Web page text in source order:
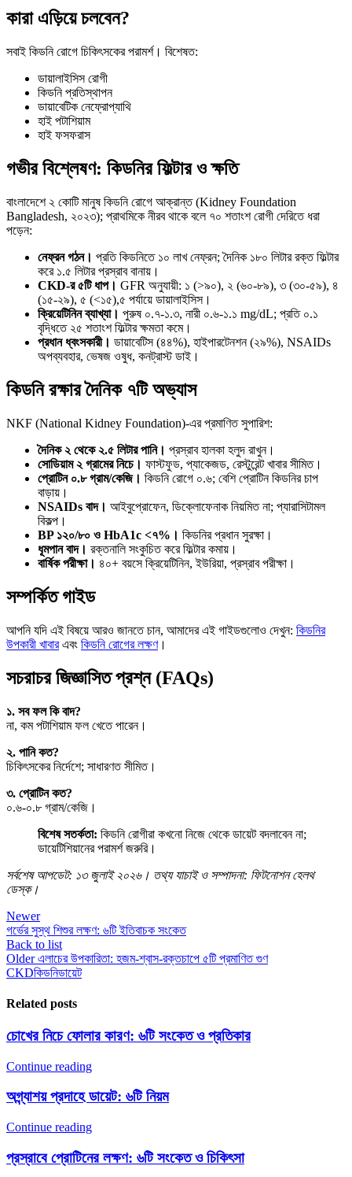
কারা এড়িয়ে চলবেন?
সবাই কিডনি রোগে চিকিৎসকের পরামর্শ। বিশেষত:
ডায়ালাইসিস রোগী
কিডনি প্রতিস্থাপন
ডায়াবেটিক নেফ্রোপ্যাথি
হাই পটাশিয়াম
হাই ফসফরাস
গভীর বিশ্লেষণ: কিডনির ফিল্টার ও ক্ষতি
বাংলাদেশে ২ কোটি মানুষ কিডনি রোগে আক্রান্ত (Kidney Foundation
Bangladesh, ২০২৩); প্রাথমিকে নীরব থাকে বলে ৭০ শতাংশ রোগী দেরিতে ধরা
পড়েন:
নেফ্রন গঠন। প্রতি কিডনিতে ১০ লাখ নেফ্রন; দৈনিক ১৮০ লিটার রক্ত ফিল্টার
করে ১.৫ লিটার প্রস্রাব বানায়।
CKD-র ৫টি ধাপ। GFR অনুযায়ী: ১ (>৯০), ২ (৬০-৮৯), ৩ (৩০-৫৯), ৪
(১৫-২৯), ৫ (<১৫),৫ পর্যায়ে ডায়ালাইসিস।
ক্রিয়েটিনিন ব্যাখ্যা। পুরুষ ০.৭-১.৩, নারী ০.৬-১.১ mg/dL; প্রতি ০.১
বৃদ্ধিতে ২৫ শতাংশ ফিল্টার ক্ষমতা কমে।
প্রধান ধ্বংসকারী। ডায়াবেটিস (৪৪%), হাইপারটেনশন (২৯%), NSAIDs
অপব্যবহার, ভেষজ ওষুধ, কনট্রাস্ট ডাই।
কিডনি রক্ষার দৈনিক ৭টি অভ্যাস
NKF (National Kidney Foundation)-এর প্রমাণিত সুপারিশ:
দৈনিক ২ থেকে ২.৫ লিটার পানি। প্রস্রাব হালকা হলুদ রাখুন।
সোডিয়াম ২ গ্রামের নিচে। ফাস্টফুড, প্যাকেজড, রেস্টুরেন্ট খাবার সীমিত।
প্রোটিন ০.৮ গ্রাম/কেজি। কিডনি রোগে ০.৬; বেশি প্রোটিন কিডনির চাপ
বাড়ায়।
NSAIDs বাদ। আইবুপ্রোফেন, ডিক্লোফেনাক নিয়মিত না; প্যারাসিটামল
বিকল্প।
BP ১২০/৮০ ও HbA1c <৭%। কিডনির প্রধান সুরক্ষা।
ধূমপান বাদ। রক্তনালি সংকুচিত করে ফিল্টার কমায়।
বার্ষিক পরীক্ষা। ৪০+ বয়সে ক্রিয়েটিনিন, ইউরিয়া, প্রস্রাব পরীক্ষা।
সম্পর্কিত গাইড
আপনি যদি এই বিষয়ে আরও জানতে চান, আমাদের এই গাইডগুলোও দেখুন: কিডনির
উপকারী খাবারএবং কিডনি রোগের লক্ষণ।
সচরাচর জিজ্ঞাসিত প্রশ্ন (FAQs)
১. সব ফল কি বাদ?
না, কম পটাশিয়াম ফল খেতে পারেন।
২. পানি কত?
চিকিৎসকের নির্দেশে; সাধারণত সীমিত।
৩. প্রোটিন কত?
০.৬-০.৮ গ্রাম/কেজি।
বিশেষ সতর্কতা: কিডনি রোগীরা কখনো নিজে থেকে ডায়েট বদলাবেন না;
ডায়েটিশিয়ানের পরামর্শ জরুরি।
সর্বশেষ আপডেট: ১৩ জুলাই ২০২৬। তথ্য যাচাই ও সম্পাদনা: ফিটনোশন হেলথ
ডেস্ক।
Newer
গর্ভের সুস্থ শিশুর লক্ষণ: ৬টি ইতিবাচক সংকেত
Back to list
Older এলাচের উপকারিতা: হজম-শ্বাস-রক্তচাপে ৫টি প্রমাণিত গুণ
CKDকিডনিডায়েট
Related posts
চোখের নিচে ফোলার কারণ: ৬টি সংকেত ও প্রতিকার
Continue reading
অগ্ন্যাশয় প্রদাহে ডায়েট: ৬টি নিয়ম
Continue reading
প্রস্রাবে প্রোটিনের লক্ষণ: ৬টি সংকেত ও চিকিৎসা